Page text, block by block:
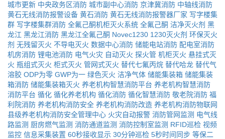
城市更新 中央政务区消防 城市副中心消防 京津冀消防 中轴线消防
黄石无线消防报警设备 黄石消防 黄石无线消防报警器厂家 写字楼集
群 写字楼集群消防 全氟己酮机柜灭火系统 全氟己酮 洁净灭火剂 黑
龙江 黑龙江消防 黑龙江全氟己酮 Novec1230 1230灭火剂 环保灭火
剂 无残留灭火 不导电灭火 数据中心消防 储能电站消防 配电室消防
机房消防 锂电池消防 电气火灾 自动灭火 探火管 机柜灭火 悬挂式灭
火 瓶组式灭火 柜式灭火 管网式灭火 替代七氟丙烷 替代哈龙 替代气
溶胶 ODP为零 GWP为一 绿色灭火 洁净气体 储能集装箱 储能集装
箱消防 储能集装箱灭火 养老机构智慧消防平台 养老机构智慧消防
消防平台 循化 循化养老机构 循化消防 循化智慧消防 敬老院消防 福
利院消防 养老机构消防安全 养老机构消防改造 养老机构消防物联网
县级养老机构消防安全管理中心 火灾自动报警 消防管网监测 电气线
路监测 厨房燃气监测 消防通道监测 消防控制室监测 RFID巡检 视频
监控 信息采集装置 60秒接收显示 30分钟巡检 5秒时间同步 等保二